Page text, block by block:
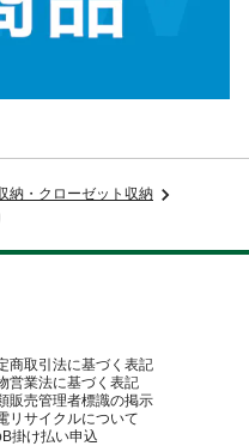
納・クローゼット収納
商取引法に基づく表記
営業法に基づく表記
販売管理者標識の掲示
リサイクルについて
掛け払い申込